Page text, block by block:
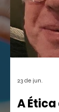
a
A
23 de jun.